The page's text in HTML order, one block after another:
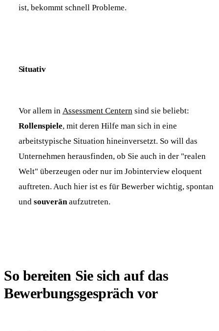
ist, bekommt schnell Probleme.
Situativ
Vor allem in Assessment Centern sind sie beliebt:
Rollenspiele, mit deren Hilfe man sich in eine
arbeitstypische Situation hineinversetzt. So will das
Unternehmen herausfinden, ob Sie auch in der "realen
Welt" überzeugen oder nur im Jobinterview eloquent
auftreten. Auch hier ist es für Bewerber wichtig, spontan
und souveränaufzutreten.
So bereiten Sie sich auf das
Bewerbungsgespräch vor